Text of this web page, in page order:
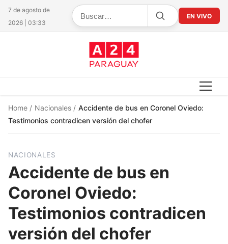
7 de agosto de
2026 | 03:33
EN VIVO
Home / Nacionales / Accidente de bus en Coronel Oviedo:
Testimonios contradicen versión del chofer
NACIONALES
Accidente de bus en
Coronel Oviedo:
Testimonios contradicen
versión del chofer